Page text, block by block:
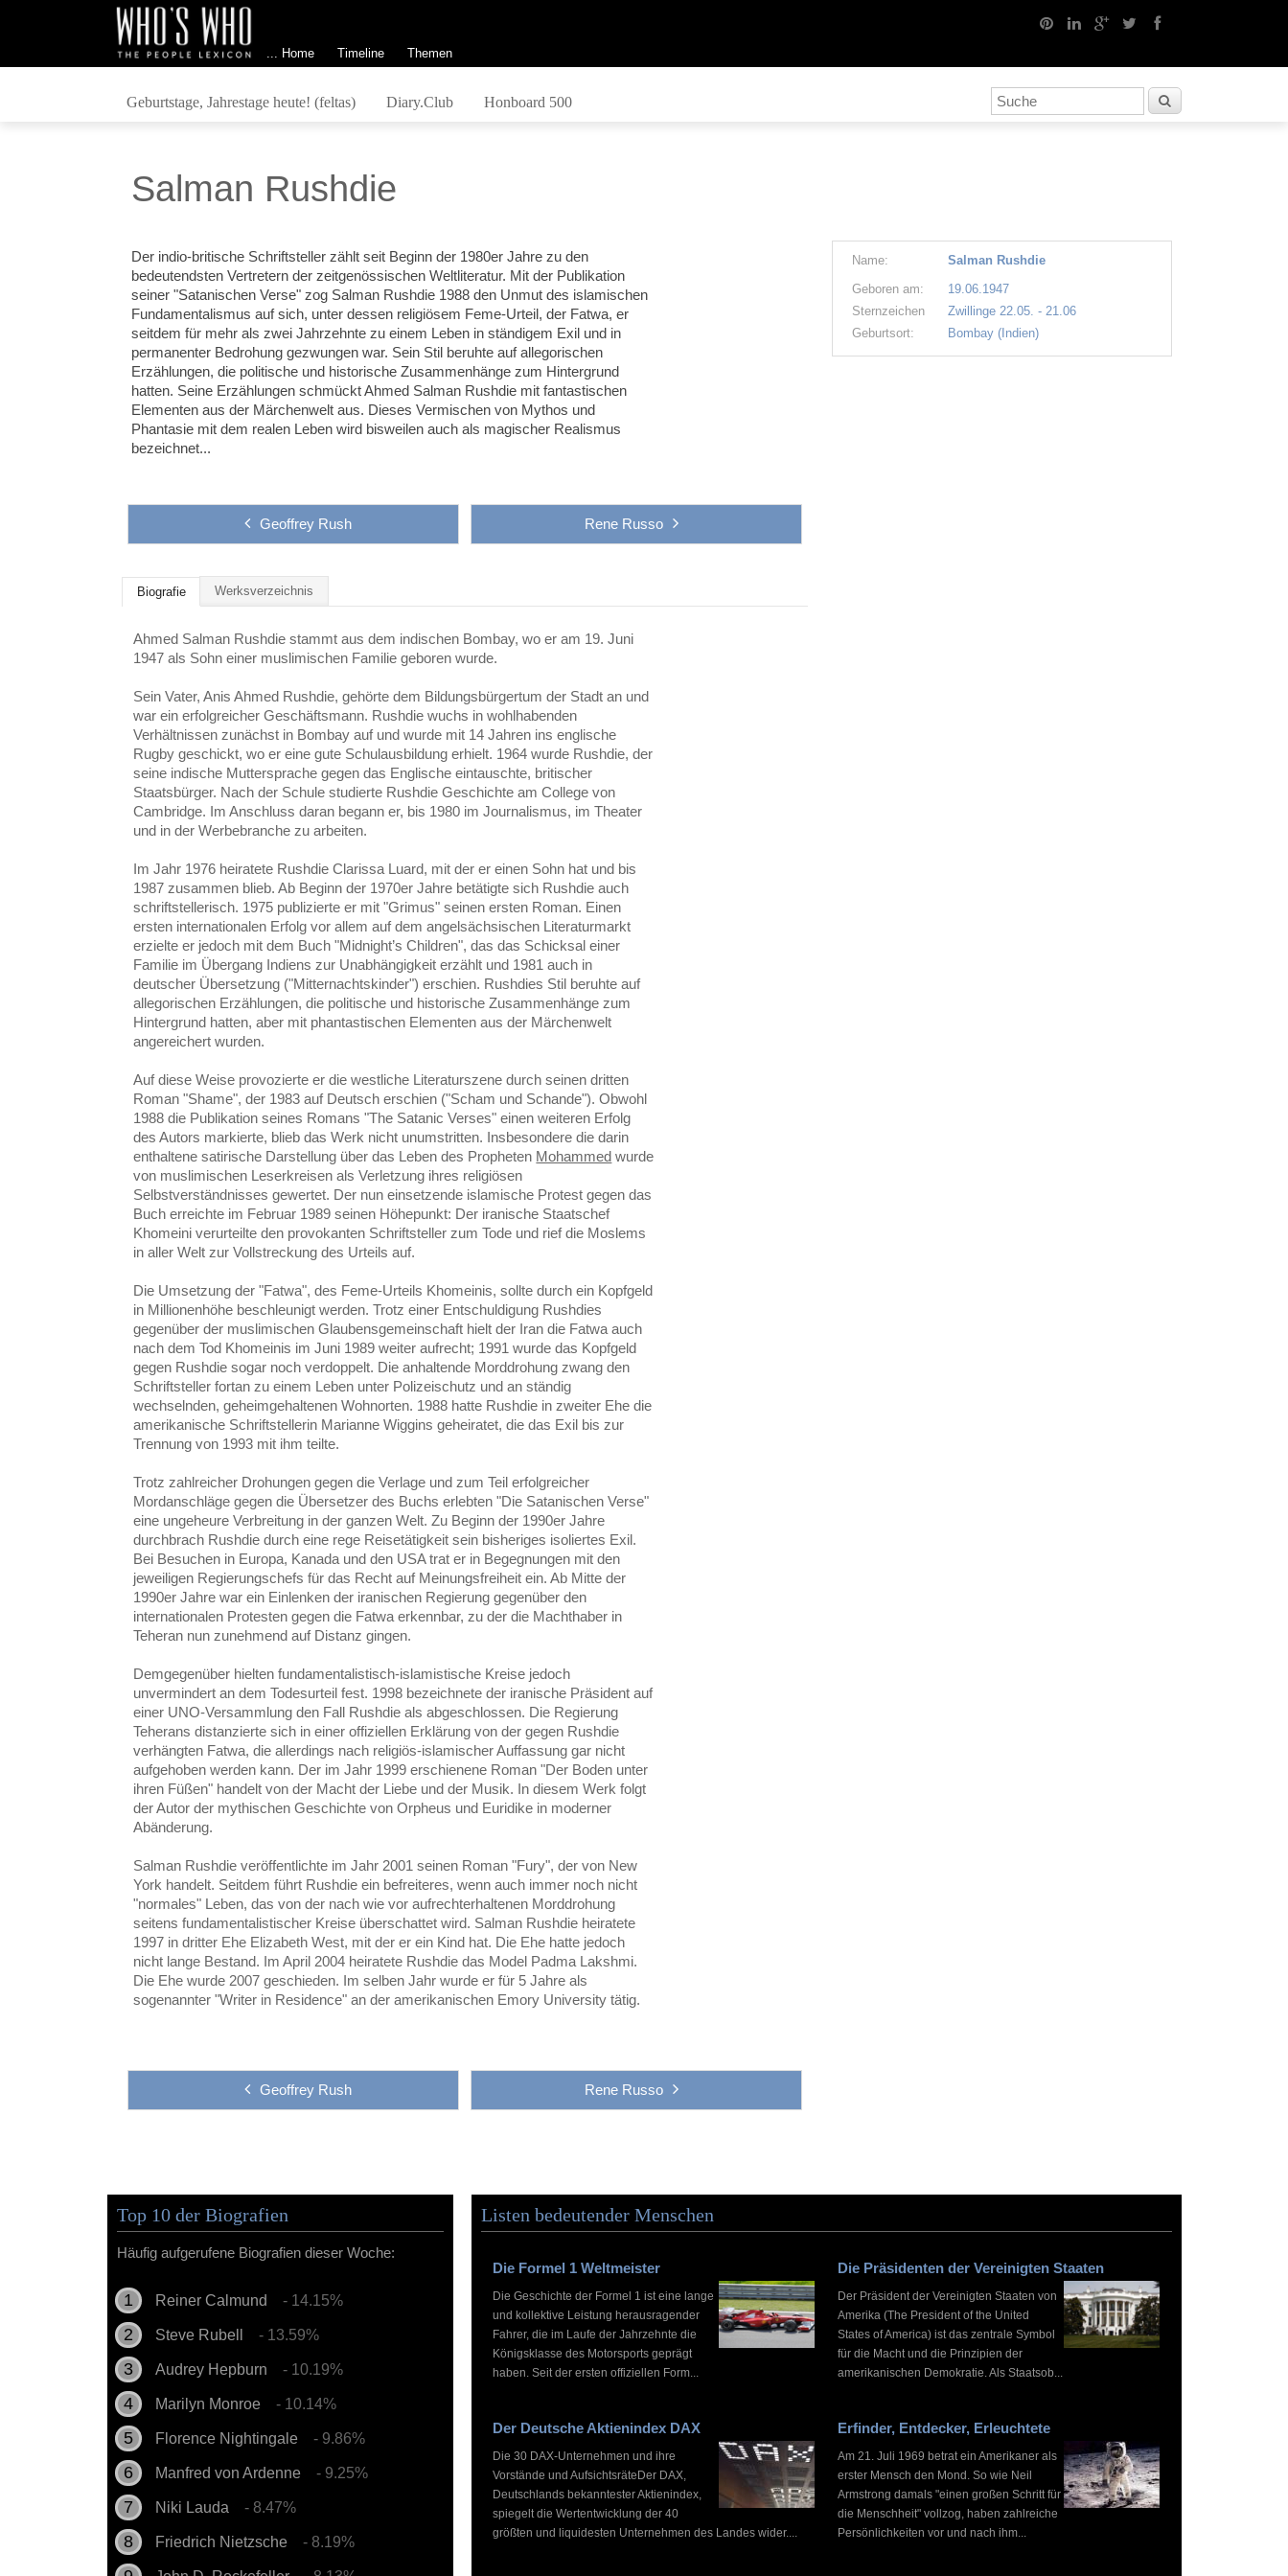
... Home Timeline Themen
Geburtstage, Jahrestage heute! (feltas) Diary.Club Honboard 500
Salman Rushdie
Der indio-britische Schriftsteller zählt seit Beginn der 1980er Jahre zu den
bedeutendsten Vertretern der zeitgenössischen Weltliteratur. Mit der Publikation
seiner "Satanischen Verse" zog Salman Rushdie 1988 den Unmut des islamischen
Fundamentalismus auf sich, unter dessen religiösem Feme-Urteil, der Fatwa, er
seitdem für mehr als zwei Jahrzehnte zu einem Leben in ständigem Exil und in
permanenter Bedrohung gezwungen war. Sein Stil beruhte auf allegorischen
Erzählungen, die politische und historische Zusammenhänge zum Hintergrund
hatten. Seine Erzählungen schmückt Ahmed Salman Rushdie mit fantastischen
Elementen aus der Märchenwelt aus. Dieses Vermischen von Mythos und
Phantasie mit dem realen Leben wird bisweilen auch als magischer Realismus
bezeichnet...
Geoffrey Rush Rene Russo
Biografie Werksverzeichnis
Ahmed Salman Rushdie stammt aus dem indischen Bombay, wo er am 19. Juni
1947 als Sohn einer muslimischen Familie geboren wurde.
Sein Vater, Anis Ahmed Rushdie, gehörte dem Bildungsbürgertum der Stadt an und
war ein erfolgreicher Geschäftsmann. Rushdie wuchs in wohlhabenden
Verhältnissen zunächst in Bombay auf und wurde mit 14 Jahren ins englische
Rugby geschickt, wo er eine gute Schulausbildung erhielt. 1964 wurde Rushdie, der
seine indische Muttersprache gegen das Englische eintauschte, britischer
Staatsbürger. Nach der Schule studierte Rushdie Geschichte am College von
Cambridge. Im Anschluss daran begann er, bis 1980 im Journalismus, im Theater
und in der Werbebranche zu arbeiten.
Im Jahr 1976 heiratete Rushdie Clarissa Luard, mit der er einen Sohn hat und bis
1987 zusammen blieb. Ab Beginn der 1970er Jahre betätigte sich Rushdie auch
schriftstellerisch. 1975 publizierte er mit "Grimus" seinen ersten Roman. Einen
ersten internationalen Erfolg vor allem auf dem angelsächsischen Literaturmarkt
erzielte er jedoch mit dem Buch "Midnight’s Children", das das Schicksal einer
Familie im Übergang Indiens zur Unabhängigkeit erzählt und 1981 auch in
deutscher Übersetzung ("Mitternachtskinder") erschien. Rushdies Stil beruhte auf
allegorischen Erzählungen, die politische und historische Zusammenhänge zum
Hintergrund hatten, aber mit phantastischen Elementen aus der Märchenwelt
angereichert wurden.
Auf diese Weise provozierte er die westliche Literaturszene durch seinen dritten
Roman "Shame", der 1983 auf Deutsch erschien ("Scham und Schande"). Obwohl
1988 die Publikation seines Romans "The Satanic Verses" einen weiteren Erfolg
des Autors markierte, blieb das Werk nicht unumstritten. Insbesondere die darin
enthaltene satirische Darstellung über das Leben des Propheten Mohammed wurde
von muslimischen Leserkreisen als Verletzung ihres religiösen
Selbstverständnisses gewertet. Der nun einsetzende islamische Protest gegen das
Buch erreichte im Februar 1989 seinen Höhepunkt: Der iranische Staatschef
Khomeini verurteilte den provokanten Schriftsteller zum Tode und rief die Moslems
in aller Welt zur Vollstreckung des Urteils auf.
Die Umsetzung der "Fatwa", des Feme-Urteils Khomeinis, sollte durch ein Kopfgeld
in Millionenhöhe beschleunigt werden. Trotz einer Entschuldigung Rushdies
gegenüber der muslimischen Glaubensgemeinschaft hielt der Iran die Fatwa auch
nach dem Tod Khomeinis im Juni 1989 weiter aufrecht; 1991 wurde das Kopfgeld
gegen Rushdie sogar noch verdoppelt. Die anhaltende Morddrohung zwang den
Schriftsteller fortan zu einem Leben unter Polizeischutz und an ständig
wechselnden, geheimgehaltenen Wohnorten. 1988 hatte Rushdie in zweiter Ehe die
amerikanische Schriftstellerin Marianne Wiggins geheiratet, die das Exil bis zur
Trennung von 1993 mit ihm teilte.
Trotz zahlreicher Drohungen gegen die Verlage und zum Teil erfolgreicher
Mordanschläge gegen die Übersetzer des Buchs erlebten "Die Satanischen Verse"
eine ungeheure Verbreitung in der ganzen Welt. Zu Beginn der 1990er Jahre
durchbrach Rushdie durch eine rege Reisetätigkeit sein bisheriges isoliertes Exil.
Bei Besuchen in Europa, Kanada und den USA trat er in Begegnungen mit den
jeweiligen Regierungschefs für das Recht auf Meinungsfreiheit ein. Ab Mitte der
1990er Jahre war ein Einlenken der iranischen Regierung gegenüber den
internationalen Protesten gegen die Fatwa erkennbar, zu der die Machthaber in
Teheran nun zunehmend auf Distanz gingen.
Demgegenüber hielten fundamentalistisch-islamistische Kreise jedoch
unvermindert an dem Todesurteil fest. 1998 bezeichnete der iranische Präsident auf
einer UNO-Versammlung den Fall Rushdie als abgeschlossen. Die Regierung
Teherans distanzierte sich in einer offiziellen Erklärung von der gegen Rushdie
verhängten Fatwa, die allerdings nach religiös-islamischer Auffassung gar nicht
aufgehoben werden kann. Der im Jahr 1999 erschienene Roman "Der Boden unter
ihren Füßen" handelt von der Macht der Liebe und der Musik. In diesem Werk folgt
der Autor der mythischen Geschichte von Orpheus und Euridike in moderner
Abänderung.
Salman Rushdie veröffentlichte im Jahr 2001 seinen Roman "Fury", der von New
York handelt. Seitdem führt Rushdie ein befreiteres, wenn auch immer noch nicht
"normales" Leben, das von der nach wie vor aufrechterhaltenen Morddrohung
seitens fundamentalistischer Kreise überschattet wird. Salman Rushdie heiratete
1997 in dritter Ehe Elizabeth West, mit der er ein Kind hat. Die Ehe hatte jedoch
nicht lange Bestand. Im April 2004 heiratete Rushdie das Model Padma Lakshmi.
Die Ehe wurde 2007 geschieden. Im selben Jahr wurde er für 5 Jahre als
sogenannter "Writer in Residence" an der amerikanischen Emory University tätig.
Geoffrey Rush Rene Russo
Name:
Salman Rushdie
Geboren am:
19.06.1947
Sternzeichen
Zwillinge 22.05. - 21.06
Geburtsort:
Bombay (Indien)
Top 10 der Biografien
Häufig aufgerufene Biografien dieser Woche:
Reiner Calmund - 14.15%
Steve Rubell - 13.59%
Audrey Hepburn - 10.19%
Marilyn Monroe - 10.14%
Florence Nightingale - 9.86%
Manfred von Ardenne - 9.25%
Niki Lauda - 8.47%
Friedrich Nietzsche - 8.19%
Listen bedeutender Menschen
Die Formel 1 Weltmeister
Die Geschichte der Formel 1 ist eine lange
und kollektive Leistung herausragender
Fahrer, die im Laufe der Jahrzehnte die
Königsklasse des Motorsports geprägt
haben. Seit der ersten offiziellen Form...
Die Präsidenten der Vereinigten Staaten
Der Präsident der Vereinigten Staaten von
Amerika (The President of the United
States of America) ist das zentrale Symbol
für die Macht und die Prinzipien der
amerikanischen Demokratie. Als Staatsob...
Der Deutsche Aktienindex DAX
Die 30 DAX-Unternehmen und ihre
Vorstände und AufsichtsräteDer DAX,
Deutschlands bekanntester Aktienindex,
spiegelt die Wertentwicklung der 40
größten und liquidesten Unternehmen des Landes wider....
Erfinder, Entdecker, Erleuchtete
Am 21. Juli 1969 betrat ein Amerikaner als
erster Mensch den Mond. So wie Neil
Armstrong damals "einen großen Schritt für
die Menschheit" vollzog, haben zahlreiche
Persönlichkeiten vor und nach ihm...